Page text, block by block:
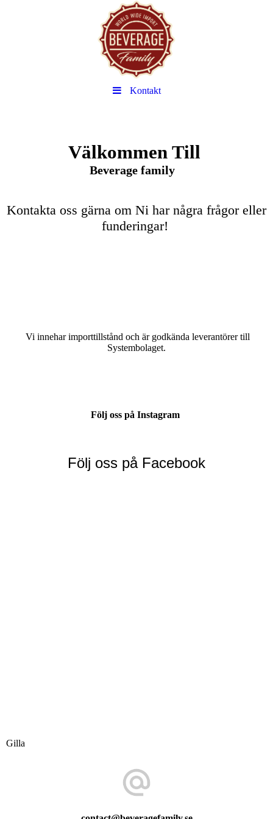
Kontakt
Välkommen Till
Beverage family
Kontakta oss gärna om Ni har några frågor eller
funderingar!
Vi innehar importtillstånd och är godkända leverantörer till
Systembolaget.
Följ oss på Instagram
Följ oss på Facebook
Gilla